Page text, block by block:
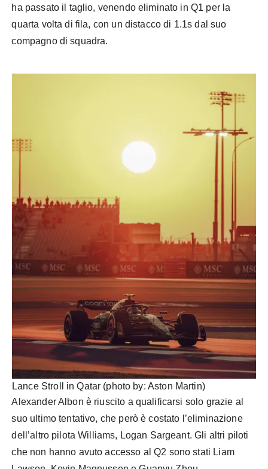
ha passato il taglio, venendo eliminato in Q1 per la
quarta volta di fila, con un distacco di 1.1s dal suo
compagno di squadra.
Lance Stroll in Qatar (photo by: Aston Martin)
Alexander Albon è riuscito a qualificarsi solo grazie al
suo ultimo tentativo, che però è costato l’eliminazione
dell’altro pilota Williams, Logan Sargeant. Gli altri piloti
che non hanno avuto accesso al Q2 sono stati Liam